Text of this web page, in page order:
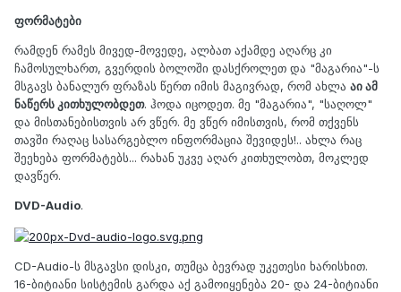
ფორმატები
რამდენ რამეს მივედ-მოვედე, ალბათ აქამდე აღარც კი
ჩამოსულხართ, გვერდის ბოლოში დასქროლეთ და "მაგარია"-ს
მსგავს ბანალურ ფრაზას წერთ იმის მაგივრად, რომ ახლა აი ამ
ნაწერს კითხულობდეთ. ჰოდა იცოდეთ. მე "მაგარია", "საღოლ"
და მისთანებისთვის არ ვწერ. მე ვწერ იმისთვის, რომ თქვენს
თავში რაღაც სასარგებლო ინფორმაცია შევიდეს!.. ახლა რაც
შეეხება ფორმატებს... რახან უკვე აღარ კითხულობთ, მოკლედ
დავწერ.
DVD-Audio.
CD-Audio-ს მსგავსი დისკი, თუმცა ბევრად უკეთესი ხარისხით.
16-ბიტიანი სისტემის გარდა აქ გამოიყენება 20- და 24-ბიტიანი